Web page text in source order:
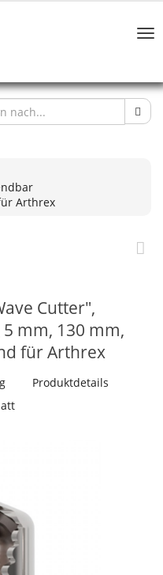
Arthrex
Cutter",
mm, 130 mm,
für Arthrex
Produktdetails